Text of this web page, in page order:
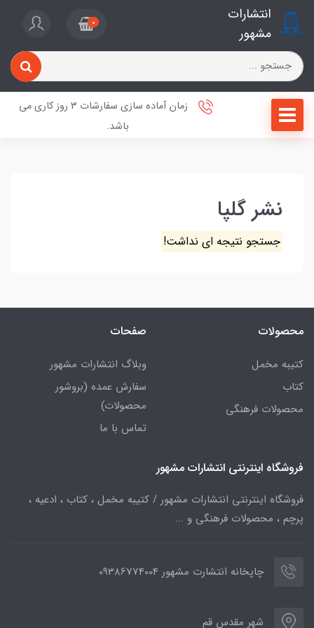
انتشارات
مشهور
0
زمان آماده سازی سفارشات 3 روز کاری می
باشد.
نشر گلپا
جستجو نتیجه ای نداشت!
محصولات
کتیبه مخمل
کتاب
محصولات فرهنگی
صفحات
وبلاگ انتشارات مشهور
سفارش عمده (بروشور
محصولات)
تماس با ما
فروشگاه اینترنتی انتشارات مشهور
فروشگاه اینترنتی انتشارات مشهور / کتیبه مخمل ، کتاب ، ادعیه ،
پرچم ، محصولات فرهنگی و ...
چاپخانه انتشارت مشهور 09386774004
شهر مقدس قم